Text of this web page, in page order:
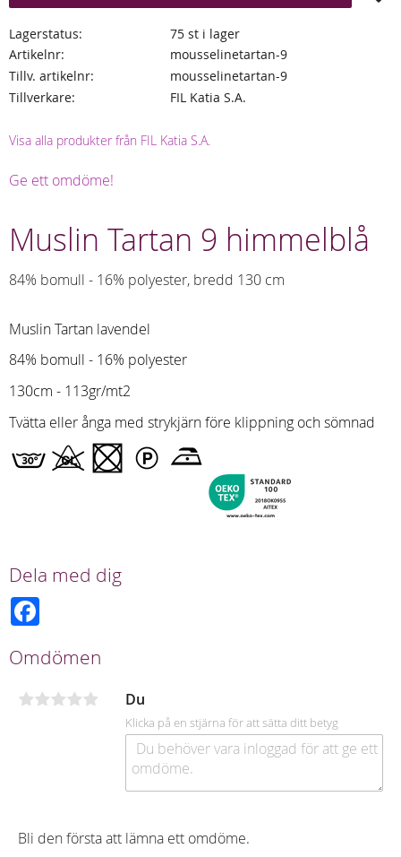
Lagerstatus
75 st i lager
Artikelnr
mousselinetartan-9
Tillv. artikelnr
mousselinetartan-9
Tillverkare
FIL Katia S.A.
Visa alla produkter från FIL Katia S.A.
Ge ett omdöme!
Muslin Tartan 9 himmelblå
84% bomull - 16% polyester, bredd 130 cm
Muslin Tartan lavendel
84% bomull - 16% polyester
130cm - 113gr/mt2
Tvätta eller ånga med strykjärn före klippning och sömnad
Dela med dig
b
o
k
Omdömen
Du
Klicka på en stjärna för att sätta ditt betyg
Bli den första att lämna ett omdöme.